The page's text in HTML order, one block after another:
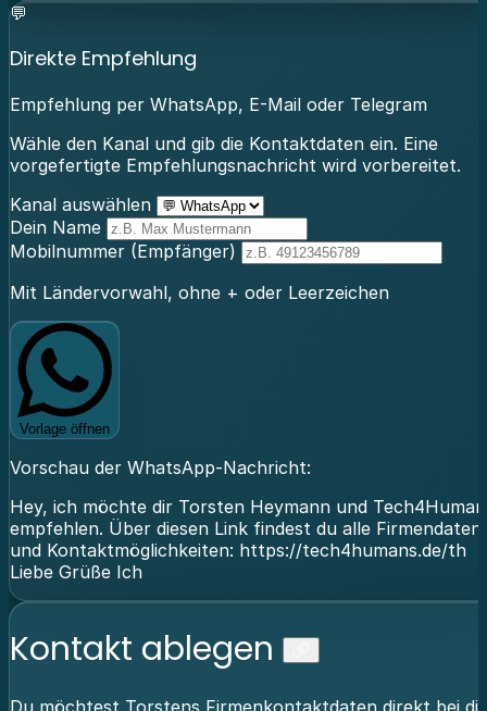
💬
Direkte Empfehlung
Empfehlung per WhatsApp, E-Mail oder Telegram
Wähle den Kanal und gib die Kontaktdaten ein. Eine
vorgefertigte Empfehlungsnachricht wird vorbereitet.
Kanal auswählen
Dein Name
Mobilnummer (Empfänger)
Mit Ländervorwahl, ohne + oder Leerzeichen
Vorlage öffnen
Vorschau der WhatsApp-Nachricht:
Hey, ich möchte dir Torsten Heymann und
empfehlen. Über diesen Link findest du alle Firmendaten
und Kontaktmöglichkeiten: https://tech4humans.de/th
Liebe Grüße Ich
Kontakt ablegen
Du möchtest Torstens Firmenkontaktdaten direkt bei dir